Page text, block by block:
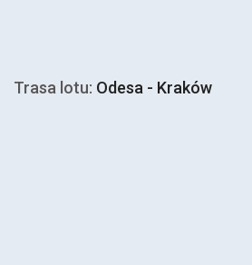
Trasa lotu: Odesa - Kraków